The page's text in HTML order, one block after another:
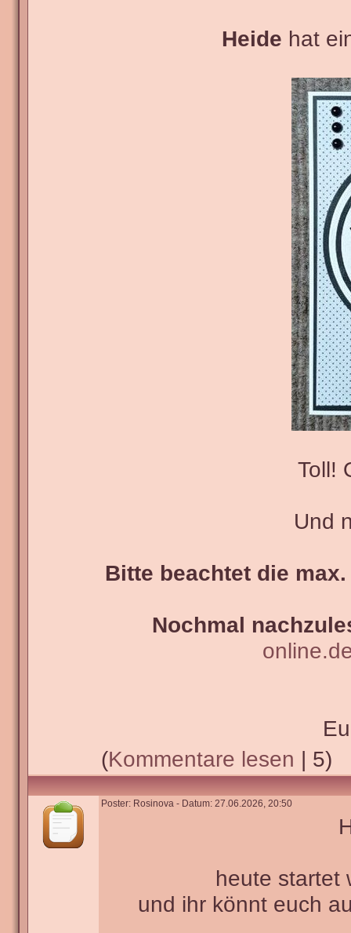
Heide hat
Toll!
Und
Bitte beachtet die
Nochmal
(Kommentare lesen | 5)
Poster: Rosinova - Datum: 27.06.2026, 20:50
heute startet
und ihr könnt euch